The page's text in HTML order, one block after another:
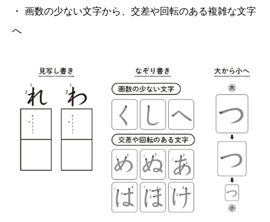
・ 画数の少ない文字から、交差や回転のある複雑な文字
へ